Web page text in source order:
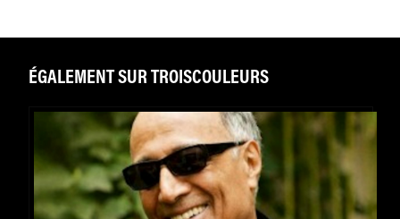
ÉGALEMENT SUR TROISCOULEURS